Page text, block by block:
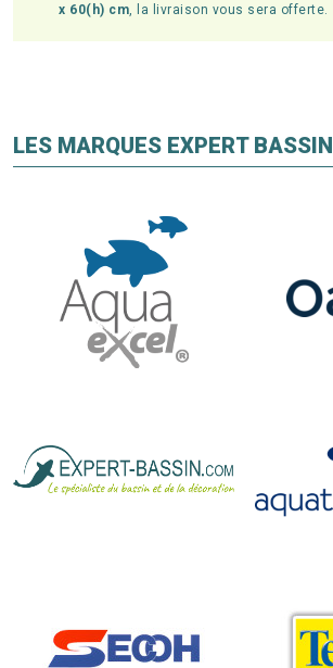
x 60(h) cm, la livraison vous sera offerte.
LES MARQUES EXPERT BASSIN